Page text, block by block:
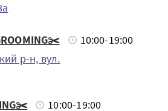
10:00-19:00
р-н, вул.
10:00-19:00